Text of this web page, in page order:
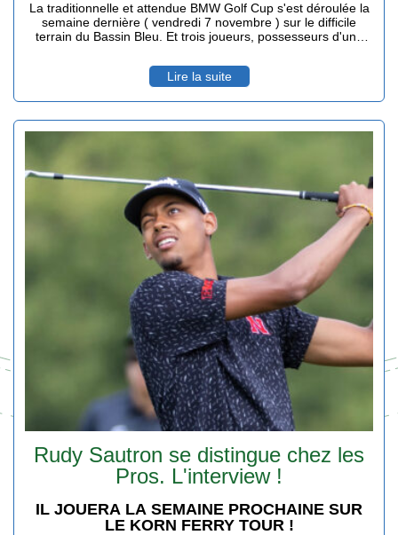
La traditionnelle et attendue BMW Golf Cup s'est déroulée la
semaine dernière ( vendredi 7 novembre ) sur le difficile
terrain du Bassin Bleu. Et trois joueurs, possesseurs d'une
les Dames et Jean-Yves Lejeune et Jean-Marie Hoarau, par
ailleurs président de la Ligue de Golf, pour ces Messieurs.
Lire la suite
Rudy Sautron se distingue chez les
Pros. L'interview !
IL JOUERA LA SEMAINE PROCHAINE SUR
LE KORN FERRY TOUR !